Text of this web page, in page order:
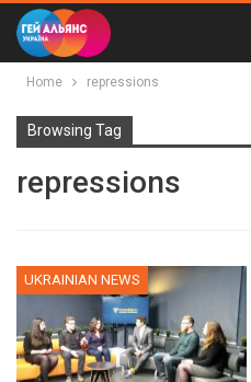
Home repressions
Browsing Tag
repressions
UKRAINIAN NEWS